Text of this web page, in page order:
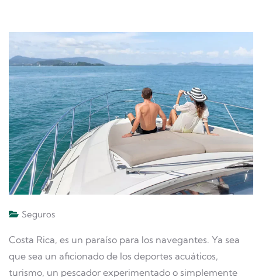
Seguros
Costa Rica, es un paraíso para los navegantes. Ya sea
que sea un aficionado de los deportes acuáticos,
turismo, un pescador experimentado o simplemente